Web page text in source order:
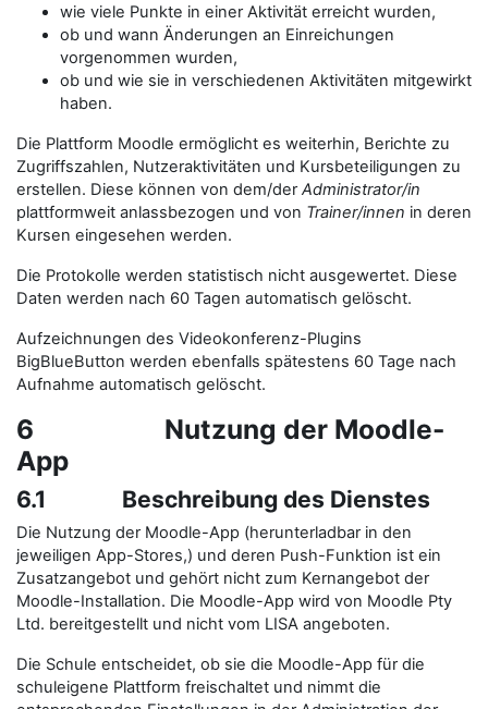
wie viele Punkte in einer Aktivität erreicht wurden,
ob und wann Änderungen an Einreichungen
vorgenommen wurden,
ob und wie sie in verschiedenen Aktivitäten mitgewirkt
haben.
Die Plattform Moodle ermöglicht es weiterhin, Berichte zu
Zugriffszahlen, Nutzeraktivitäten und Kursbeteiligungen zu
erstellen. Diese können von dem/derAdministrator/in
plattformweit anlassbezogen und von Trainer/innen in deren
Kursen eingesehen werden.
Die Protokolle werden statistisch nicht ausgewertet. Diese
Daten werden nach 60 Tagen automatisch gelöscht.
Aufzeichnungen des Videokonferenz-Plugins
BigBlueButton werden ebenfalls spätestens 60 Tage nach
Aufnahme automatisch gelöscht.
6 Nutzung der Moodle-
App
6.1 Beschreibung des Dienstes
Die Nutzung der Moodle-App (herunterladbar in den
jeweiligen App-Stores,) und deren Push-Funktion ist ein
Zusatzangebot und gehört nicht zum Kernangebot der
Moodle-Installation. Die Moodle-App wird von Moodle Pty
Ltd. bereitgestellt und nicht vom LISA angeboten.
Die Schule entscheidet, ob sie die Moodle-App für die
schuleigene Plattform freischaltet und nimmt die